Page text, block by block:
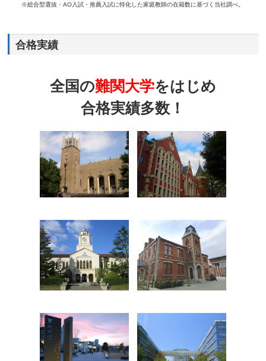
※総合型選抜・AO入試・推薦入試に特化した家庭教師の在籍数に基づく当社調べ。
合格実績
全国の難関大学をはじめ
合格実績多数！